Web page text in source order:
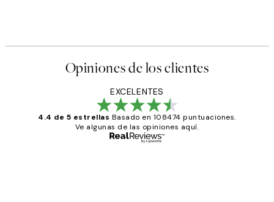
Opiniones de los clientes
EXCELENTES
4.4 de 5 estrellas Basado en 108474 puntuaciones.
Ve algunas de las opiniones aquí.